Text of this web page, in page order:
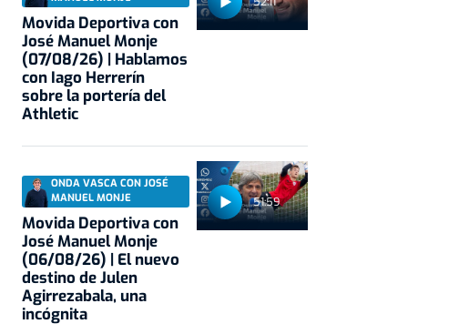
Movida Deportiva con
José Manuel Monje
(07/08/26) | Hablamos
con Iago Herrerín
sobre la portería del
Athletic
51:59
ONDA VASCA CON JOSÉ
MANUEL MONJE
Movida Deportiva con
José Manuel Monje
(06/08/26) | El nuevo
destino de Julen
Agirrezabala, una
incógnita